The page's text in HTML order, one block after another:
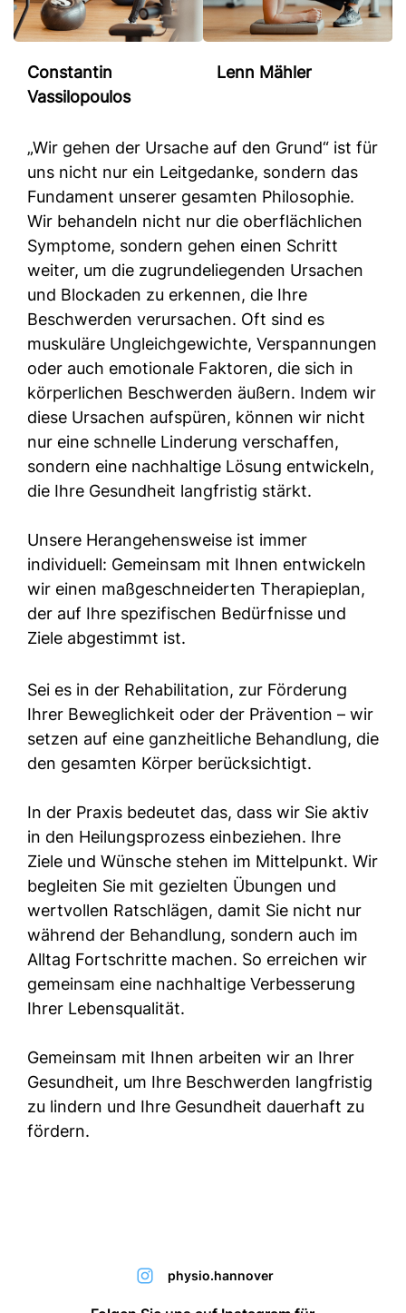
Constantin
Vassilopoulos
Lenn Mähler
„Wir gehen der Ursache auf den Grund“ ist für
uns nicht nur ein Leitgedanke, sondern das
Fundament unserer gesamten Philosophie.
Wir behandeln nicht nur die oberflächlichen
Symptome, sondern gehen einen Schritt
weiter, um die zugrundeliegenden Ursachen
und Blockaden zu erkennen, die Ihre
Beschwerden verursachen. Oft sind es
muskuläre Ungleichgewichte, Verspannungen
oder auch emotionale Faktoren, die sich in
körperlichen Beschwerden äußern. Indem wir
diese Ursachen aufspüren, können wir nicht
nur eine schnelle Linderung verschaffen,
sondern eine nachhaltige Lösung entwickeln,
die Ihre Gesundheit langfristig stärkt.
Unsere Herangehensweise ist immer
individuell: Gemeinsam mit Ihnen entwickeln
wir einen maßgeschneiderten Therapieplan,
der auf Ihre spezifischen Bedürfnisse und
Ziele abgestimmt ist.
Sei es in der Rehabilitation, zur Förderung
Ihrer Beweglichkeit oder der Prävention – wir
setzen auf eine ganzheitliche Behandlung, die
den gesamten Körper berücksichtigt.
In der Praxis bedeutet das, dass wir Sie aktiv
in den Heilungsprozess einbeziehen. Ihre
Ziele und Wünsche stehen im Mittelpunkt. Wir
begleiten Sie mit gezielten Übungen und
wertvollen Ratschlägen, damit Sie nicht nur
während der Behandlung, sondern auch im
Alltag Fortschritte machen. So erreichen wir
gemeinsam eine nachhaltige Verbesserung
Ihrer Lebensqualität.
Gemeinsam mit Ihnen arbeiten wir an Ihrer
Gesundheit, um Ihre Beschwerden langfristig
zu lindern und Ihre Gesundheit dauerhaft zu
fördern.
physio.hannover